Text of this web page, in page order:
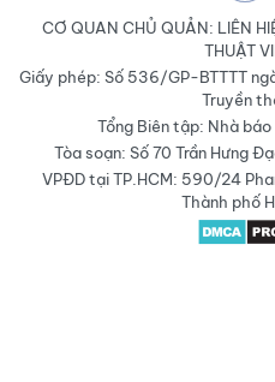
CƠ QUAN CHỦ QUẢN: LIÊN
THUẬT
Giấy phép: Số 536/GP-BTTTT
Truyền
Tổng Biên tập: Nhà
Tòa soạn: Số 70 Trần Hưng
VPĐD tại TP.HCM: 590/24
Thành phố